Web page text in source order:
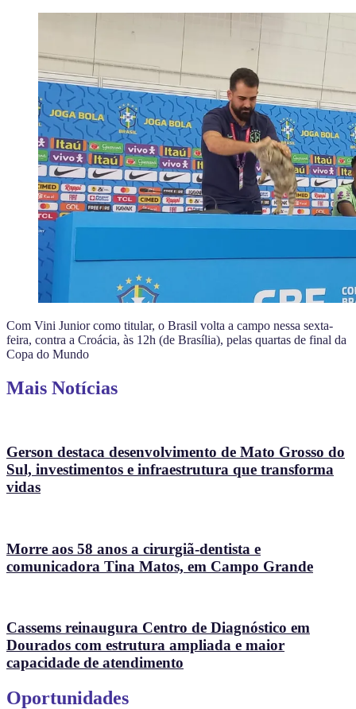
Com Vini Junior como titular, o Brasil volta a campo nessa sexta-
feira, contra a Croácia, às 12h (de Brasília), pelas quartas de final da
Copa do Mundo
Mais Notícias
Gerson destaca desenvolvimento de Mato Grosso do
Sul, investimentos e infraestrutura que transforma
vidas
Morre aos 58 anos a cirurgiã-dentista e
comunicadora Tina Matos, em Campo Grande
Cassems reinaugura Centro de Diagnóstico em
Dourados com estrutura ampliada e maior
capacidade de atendimento
Oportunidades